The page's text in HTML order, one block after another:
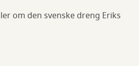
om den svenske dreng Eriks